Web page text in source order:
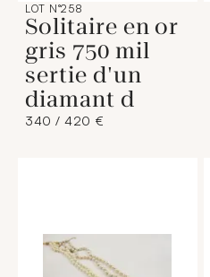
LOT N°258
Solitaire en or
gris 750 mil
sertie d'un
diamant d
340 / 420 €